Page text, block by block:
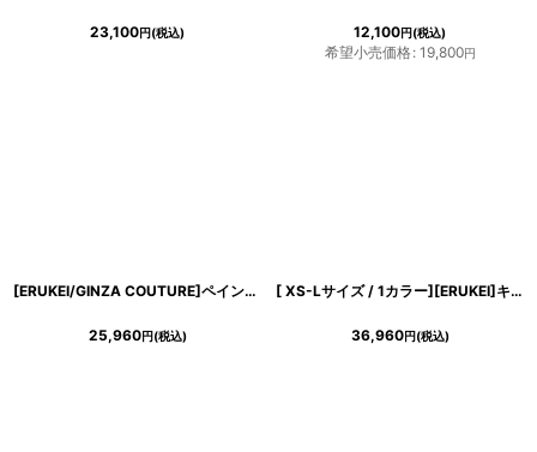
23,100円(税込) 12,100円(税込)
希望小売価格: 19,800円
[ERUKEI/GINZA COUTURE]ペイント柄・プリント・サテン・首元フリル・ウエストマーク・アメリカンスリーブ・マキシ・Aライン・ロングドレス[送料無料]
25,960円(税込)
[ XS-Lサイズ / 1カラー][ERUKEI]キャミソール・ラインストーン・刺繍・レース・エレガント・Aライン・ロングドレス[奈月セナ着用]《送料＆代引き手数料無料》
36,960円(税込)